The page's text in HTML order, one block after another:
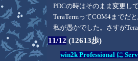
PDCの時はそのまま変更し
TeraTermってCOM4までだ
私が愚かでした。さすが
11/12 (12613歩)
win2k Professional に